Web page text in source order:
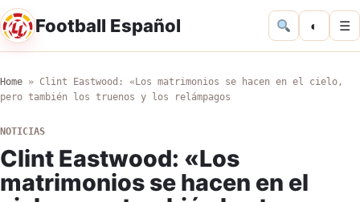
Football Español ◐ ☰
Home » Clint Eastwood: «Los matrimonios se hacen en el cielo,
pero también los truenos y los relámpagos
NOTICIAS
Clint Eastwood: «Los
matrimonios se hacen en el